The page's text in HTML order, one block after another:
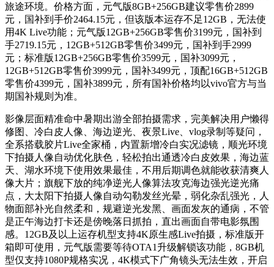
旅途环境。价格方面，元气版8GB+256GB建议零售价2899
元，国补到手价2464.15元，但该版本运存不足12GB，无法使
用4K Live功能；元气版12GB+256GB零售价3199元，国补到
手2719.15元，12GB+512GB零售价3499元，国补到手2999
元；标准版12GB+256GB零售价3599元，国补3099元，
12GB+512GB零售价3999元，国补3499元，顶配16GB+512GB
零售价4399元，国补3899元，所有国补价格均以vivo官方与当
期国补规则为准。
影像层面精准命中暑期出游全部拍摄需求，完美解决用户懒得
修图、冷白皮人像、海边逆光、夜景Live、vlog录制等疑问，
全系搭载胶片Live全家桶，内置新增冷白实况滤镜，顺光环境
下拍摄人像自动优化肤色，轻松拍出通透冷白皮效果，海边蓝
天、湖水环境下使用效果最佳，不用后期调色就能收获清爽人
像大片；旗舰下放的纯净逆光人像算法攻克海边强光逆光痛
点，大太阳下拍摄人像自动勾勒发丝光晕，弱化杂乱强光，人
物面部补光自然柔和，规避逆光发黑、画面发灰的通病，不管
是正午海边打卡还是傍晚落日抓拍，直出画面自带电影氛围
感。12GB及以上运存机型支持4K原生感Live拍摄，标准版开
箱即可使用，元气版需要等待OTA1升级解锁该功能，8GB机
型仅支持1080P规格实况，4K模式下广角镜头无法生效，开启